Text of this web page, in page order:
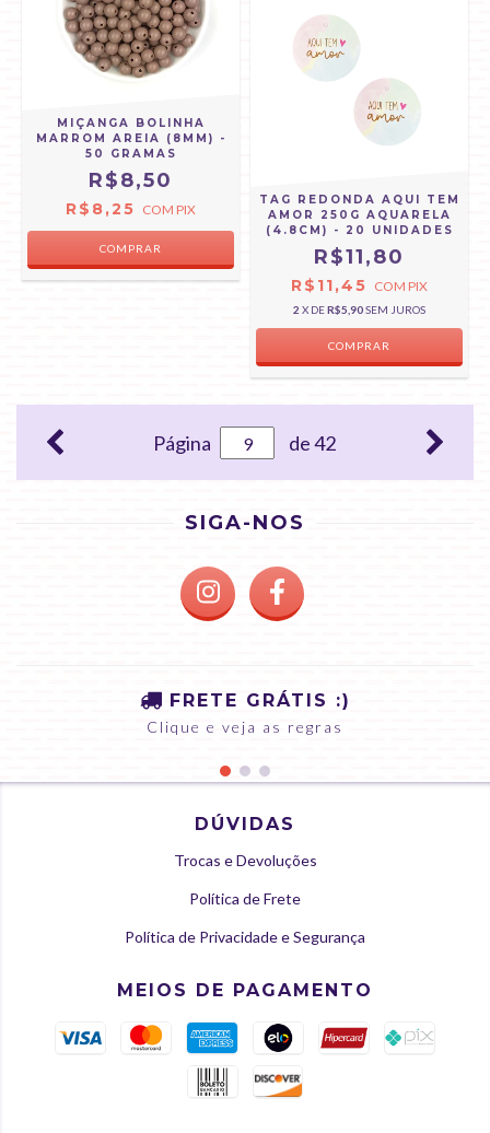
MIÇANGA BOLINHA
MARROM AREIA (8MM) -
50 GRAMAS
R$8,50
R$8,25 COM PIX
TAG REDONDA AQUI TEM
AMOR 250G AQUARELA
(4.8CM) - 20 UNIDADES
R$11,80
R$11,45 COM PIX
2 X DER$5,90SEM JUROS
Página de 42
SIGA-NOS
FRETE GRÁTIS :)
Clique e veja as regras
DÚVIDAS
Trocas e Devoluções
Política de Frete
Política de Privacidade e Segurança
MEIOS DE PAGAMENTO